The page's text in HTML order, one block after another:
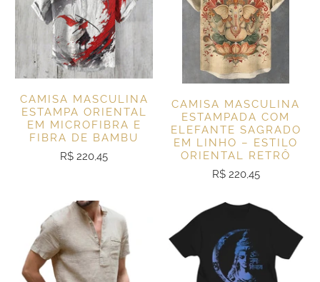
CAMISA MASCULINA
ESTAMPA ORIENTAL
EM MICROFIBRA E
FIBRA DE BAMBU
R$ 220,45
CAMISA MASCULINA
ESTAMPADA COM
ELEFANTE SAGRADO
EM LINHO – ESTILO
ORIENTAL RETRÔ
R$ 220,45